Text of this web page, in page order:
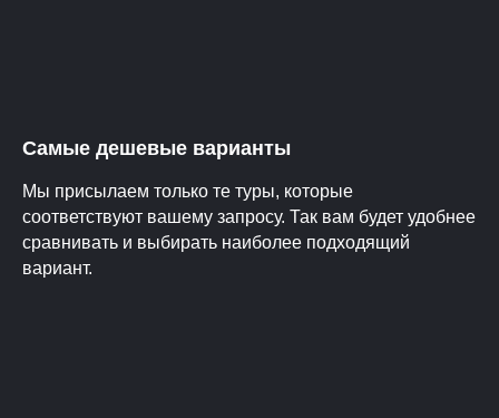
Самые дешевые варианты
Мы присылаем только те туры, которые
соответствуют вашему запросу. Так вам будет удобнее
сравнивать и выбирать наиболее подходящий
вариант.